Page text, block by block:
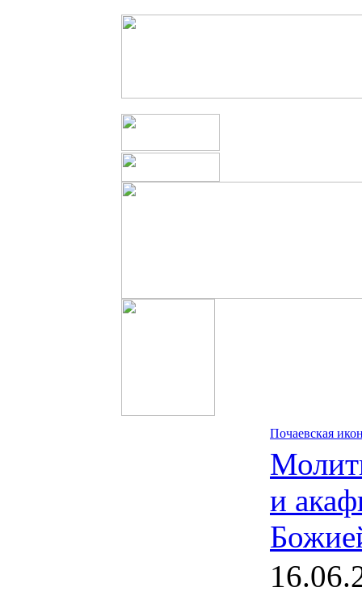
Почаевская
и